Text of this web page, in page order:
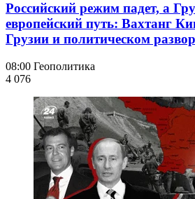
Российский режим падет, а
европейский путь: Вахтанг
Грузии и политическом
08:00 Геополитика
4 076